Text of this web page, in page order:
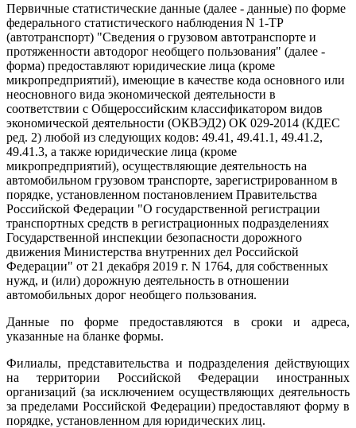
Первичные статистические данные (далее - данные) по форме
федерального статистического наблюдения N 1-ТР
(автотранспорт) "Сведения о грузовом автотранспорте и
протяженности автодорог необщего пользования" (далее -
форма) предоставляют юридические лица (кроме
микропредприятий), имеющие в качестве кода основного или
неосновного вида экономической деятельности в
соответствии с Общероссийским классификатором видов
экономической деятельности (ОКВЭД2) ОК 029-2014 (КДЕС
ред. 2) любой из следующих кодов: 49.41, 49.41.1, 49.41.2,
49.41.3, а также юридические лица (кроме
микропредприятий), осуществляющие деятельность на
автомобильном грузовом транспорте, зарегистрированном в
порядке, установленном постановлением Правительства
Российской Федерации "О государственной регистрации
транспортных средств в регистрационных подразделениях
Государственной инспекции безопасности дорожного
движения Министерства внутренних дел Российской
Федерации" от 21 декабря 2019 г. N 1764, для собственных
нужд, и (или) дорожную деятельность в отношении
автомобильных дорог необщего пользования.
Данные по форме предоставляются в сроки и адреса,
указанные на бланке формы.
Филиалы, представительства и подразделения действующих
на территории Российской Федерации иностранных
организаций (за исключением осуществляющих деятельность
за пределами Российской Федерации) предоставляют форму в
порядке, установленном для юридических лиц.